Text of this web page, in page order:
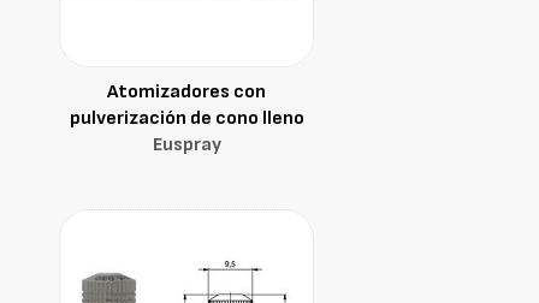
Atomizadores con
pulverización de cono lleno
Euspray